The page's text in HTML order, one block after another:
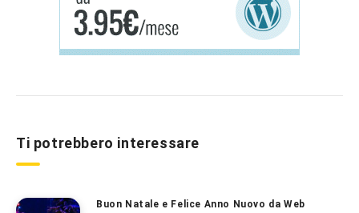
Ti potrebbero interessare
Buon Natale e Felice Anno Nuovo da Web